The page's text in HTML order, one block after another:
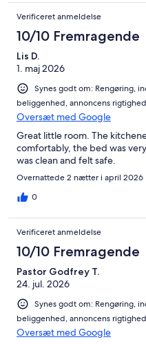
Verificeret anmeldelse
10/10 Fremragende
Lis D.
1. maj 2026
Synes godt om: Rengøring,
beliggenhed, annoncens rigtighed
Oversæt med Google
Great little room. The
comfortably, the bed was
was clean and felt safe.
Overnattede 2 nætter i april 2026
0
Verificeret anmeldelse
10/10 Fremragende
Pastor Godfrey T.
24. jul. 2026
Synes godt om: Rengøring,
beliggenhed, annoncens rigtighed
Oversæt med Google